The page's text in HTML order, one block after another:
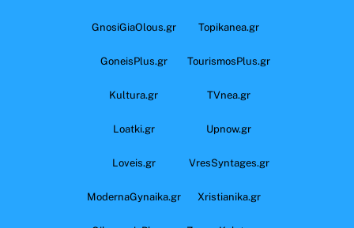
GnosiGiaOlous.gr Topikanea.gr
GoneisPlus.gr TourismosPlus.gr
Kultura.gr TVnea.gr
Loatki.gr Upnow.gr
Loveis.gr VresSyntages.gr
ModernaGynaika.gr Xristianika.gr